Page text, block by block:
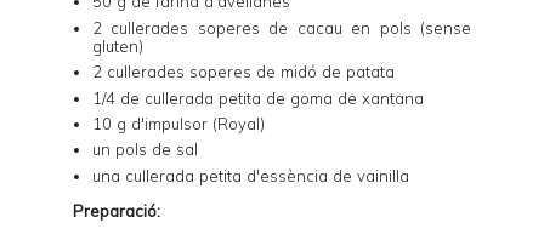
2 cullerades soperes de cacau en pols (sense
gluten)
2 cullerades soperes de midó de patata
1/4 de cullerada petita de goma de xantana
10 g d'impulsor (Royal)
un pols de sal
una cullerada petita d'essència de vainilla
Preparació: